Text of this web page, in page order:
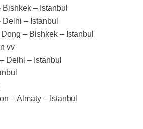
– Istanbul
– Istanbul
– Bishkek – Istanbul
vv
Delhi – Istanbul
– Almaty – Istanbul